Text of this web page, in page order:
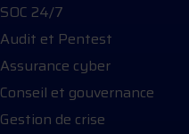
SOC 24/7
Audit et Pentest
Assurance cyber
Conseil et gouvernance
Gestion de crise